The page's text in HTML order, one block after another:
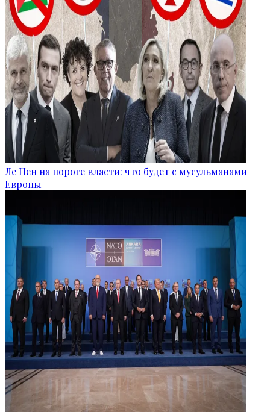
Ле Пен на пороге власти: что будет с мусульманами
Европы